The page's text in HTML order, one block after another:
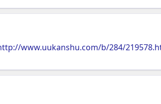
www.uukanshu.com/b/284/